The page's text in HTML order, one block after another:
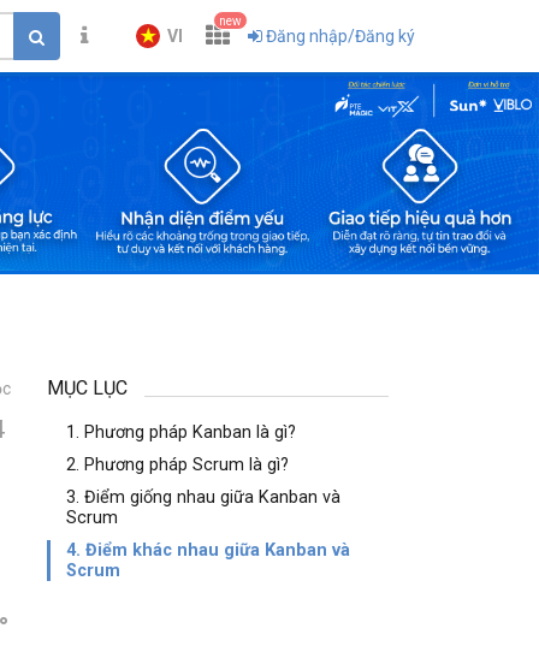
VI
new
Đăng nhập/Đăng ký
MỤC LỤC
1. Phương pháp Kanban là gì?
2. Phương pháp Scrum là gì?
3. Điểm giống nhau giữa Kanban và
Scrum
4. Điểm khác nhau giữa Kanban và
Scrum